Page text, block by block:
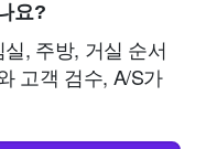
요?
, 주방, 거실 순서
고객 검수, A/S가